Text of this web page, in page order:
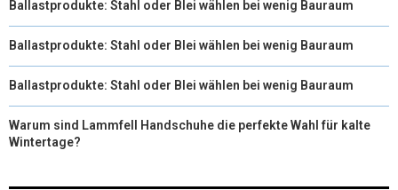
Ballastprodukte: Stahl oder Blei wählen bei wenig Bauraum
Ballastprodukte: Stahl oder Blei wählen bei wenig Bauraum
Ballastprodukte: Stahl oder Blei wählen bei wenig Bauraum
Warum sind Lammfell Handschuhe die perfekte Wahl für kalte
Wintertage?